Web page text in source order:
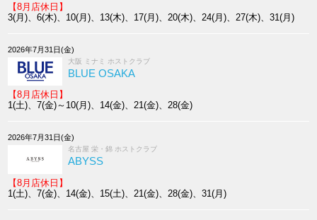
【8月店休日】
3(月)、6(木)、10(月)、13(木)、17(月)、20(木)、24(月)、27(木)、31(月)
2026年7月31日(金)
大阪 ミナミ ホストクラブ
BLUE OSAKA
【8月店休日】
1(土)、7(金)～10(月)、14(金)、21(金)、28(金)
2026年7月31日(金)
名古屋 栄・錦 ホストクラブ
ABYSS
【8月店休日】
1(土)、7(金)、14(金)、15(土)、21(金)、28(金)、31(月)